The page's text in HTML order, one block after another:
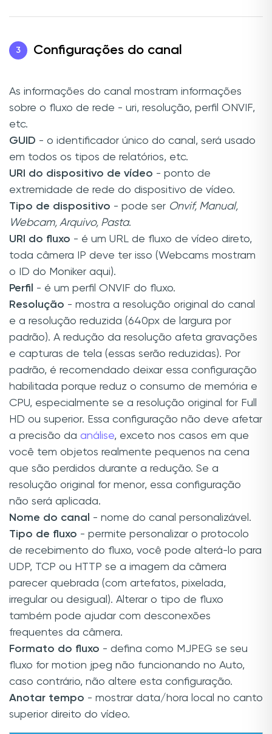
3 Configurações do canal
As informações do canal mostram informações
sobre o fluxo de rede - uri, resolução, perfil ONVIF,
etc.
GUID - o identificador único do canal, será usado
em todos os tipos de relatórios, etc.
URI do dispositivo de vídeo - ponto de
extremidade de rede do dispositivo de vídeo.
Tipo de dispositivo - pode ser Onvif, Manual,
Webcam, Arquivo, Pasta.
URI do fluxo - é um URL de fluxo de vídeo direto,
toda câmera IP deve ter isso (Webcams mostram
o ID do Moniker aqui).
Perfil
- é um perfil ONVIF do fluxo.
Resolução - mostra a resolução original do canal
e a resolução reduzida (640px de largura por
padrão). A redução da resolução afeta gravações
e capturas de tela (essas serão reduzidas). Por
padrão, é recomendado deixar essa configuração
habilitada porque reduz o consumo de memória e
CPU, especialmente se a resolução original for Full
HD ou superior. Essa configuração não deve afetar
a precisão da análise, exceto nos casos em que
você tem objetos realmente pequenos na cena
que são perdidos durante a redução. Se a
resolução original for menor, essa configuração
não será aplicada.
Nome do canal
- nome do canal personalizável.
Tipo de fluxo - permite personalizar o protocolo
de recebimento do fluxo, você pode alterá-lo para
UDP, TCP ou HTTP se a imagem da câmera
parecer quebrada (com artefatos, pixelada,
irregular ou desigual). Alterar o tipo de fluxo
também pode ajudar com desconexões
frequentes da câmera.
Formato do fluxo - defina como MJPEG se seu
fluxo for motion jpeg não funcionando no Auto,
caso contrário, não altere esta configuração.
Anotar tempo - mostrar data/hora local no canto
superior direito do vídeo.